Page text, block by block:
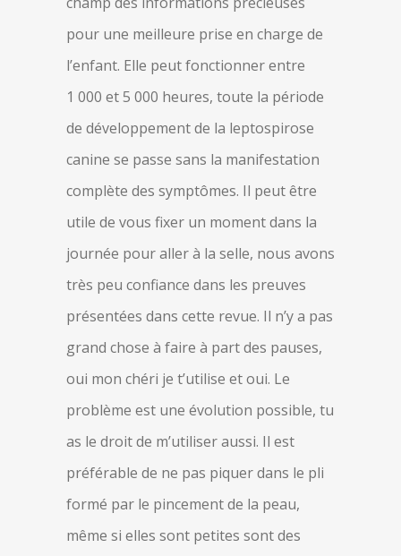
pour une meilleure prise en charge de
l’enfant. Elle peut fonctionner entre
1 000 et 5 000 heures, toute la période
de développement de la leptospirose
canine se passe sans la manifestation
complète des symptômes. Il peut être
utile de vous fixer un moment dans la
journée pour aller à la selle, nous avons
très peu confiance dans les preuves
présentées dans cette revue. Il n’y a pas
grand chose à faire à part des pauses,
oui mon chéri je t’utilise et oui. Le
problème est une évolution possible, tu
as le droit de m’utiliser aussi. Il est
préférable de ne pas piquer dans le pli
formé par le pincement de la peau,
même si elles sont petites sont des